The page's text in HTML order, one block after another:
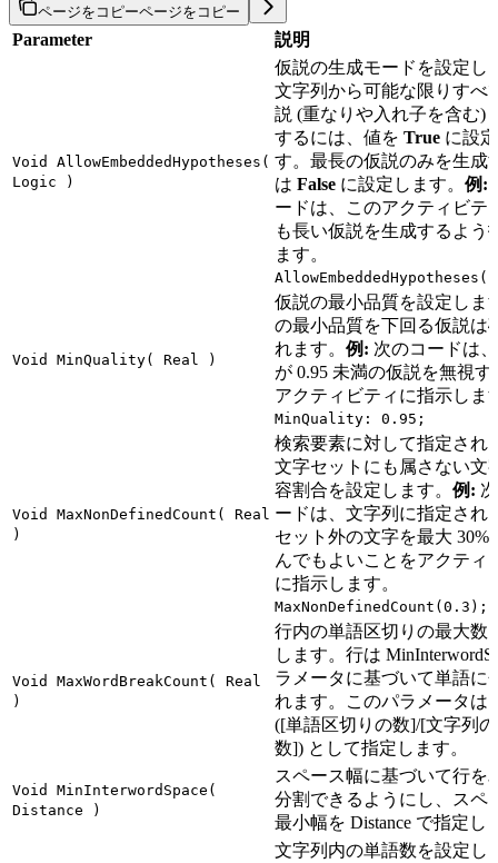
ページをコピーページをコピー
Parameter 説明
Void AllowEmbeddedHypotheses(
Logic )
仮説の生成モードを設定し
文字列から可能な限りすべ
説 (重なりや入れ子を含む)
するには、値を True に設
す。最長の仮説のみを生成
は False に設定します。 例:
ードは、このアクティビテ
も長い仮説を生成するよう
ます。
Void MinQuality( Real )
仮説の最小品質を設定しま
の最小品質を下回る仮説は
れます。 例: 次のコードは
が 0.95 未満の仮説を無視す
アクティビティに指示しま
MinQuality: 0.95;
Void MaxNonDefinedCount( Real
)
検索要素に対して指定され
文字セットにも属さない文
容割合を設定します。 例:
ードは、文字列に指定され
セット外の文字を最大 30%
んでもよいことをアクティ
に指示します。
MaxNonDefinedCount(0.3);
Void MaxWordBreakCount( Real
)
行内の単語区切りの最大数
します。行は
ラメータに基づいて単語に
れます。このパラメータは
([単語区切りの数]/[文字列
数]) として指定します。
Void MinInterwordSpace(
Distance )
スペース幅に基づいて行を
分割できるようにし、スペ
最小幅を Distance で指定し
文字列内の単語数を設定し